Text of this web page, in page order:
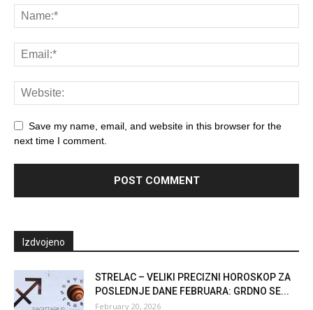
Save my name, email, and website in this browser for the
next time I comment.
Izdvojeno
STRELAC – VELIKI PRECIZNI HOROSKOP ZA
POSLEDNJE DANE FEBRUARA: GRDNO SE...
February 20, 2026